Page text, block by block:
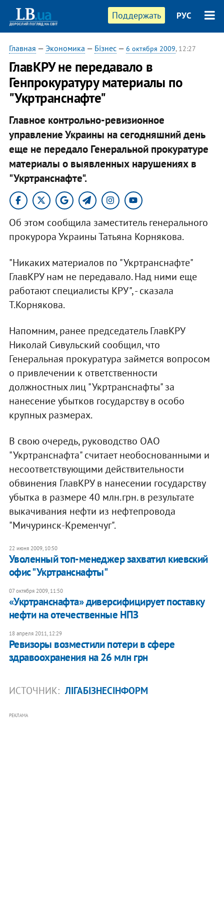
Поддержать РУС
Главная — Экономика — Бізнес— 6 октября 2009, 12:27
ГлавКРУ не передавало в
Генпрокуратуру материалы по
"Укртранснафте"
Главное контрольно-ревизионное
управление Украины на сегодняшний день
еще не передало Генеральной прокуратуре
материалы о выявленных нарушениях в
"Укртранснафте".
Об этом сообщила заместитель генерального
прокурора Украины Татьяна Корнякова.
"Никаких материалов по "Укртранснафте"
ГлавКРУ нам не передавало. Над ними еще
работают специалисты КРУ", - сказала
Т.Корнякова.
Напомним, ранее председатель ГлавКРУ
Николай Сивульский сообщил, что
Генеральная прокуратура займется вопросом
о привлечении к ответственности
должностных лиц "Укртранснафты" за
нанесение убытков государству в особо
крупных размерах.
В свою очередь, руководство ОАО
"Укртранснафта" считает необоснованными и
несоответствующими действительности
обвинения ГлавКРУ в нанесении государству
убытка в размере 40 млн.грн. в результате
выкачивания нефти из нефтепровода
"Мичуринск-Кременчуг".
22 июня 2009, 10:50
Уволенный топ-менеджер захватил киевский
офис "Укртранснафты"
07 октября 2009, 11:50
«Укртранснафта» диверсифицирует поставку
нефти на отечественные НПЗ
18 апреля 2011, 12:29
​Ревизоры возместили потери в сфере
здравоохранения на 26 млн грн
ИСТОЧНИК: ЛІГАБІЗНЕСІНФОРМ
РЕКЛАМА